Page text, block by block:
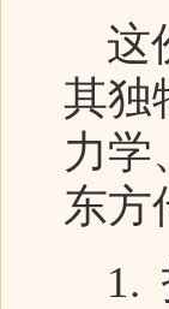
这
其独
力学
东方
1.